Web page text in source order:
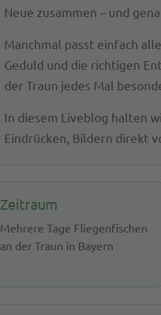
Neue zusammen – und
Manchmal passt einfach
Geduld und die richtigen
der Traun jedes Mal
In diesem Liveblog halten
Eindrücken, Bildern direkt
Zeitraum
Mehrere Tage Fliegenfischen
an der Traun in Bayern